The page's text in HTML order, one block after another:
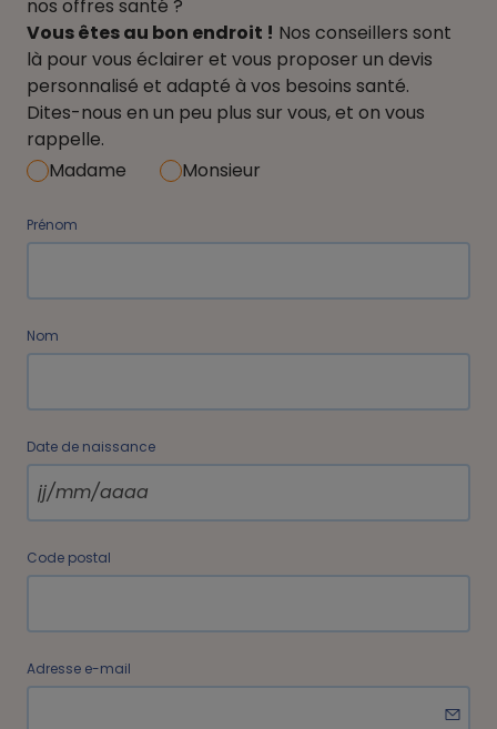
nos offres santé ?
Vous êtes au bon endroit ! Nos conseillers sont
là pour vous éclairer et vous proposer un devis
personnalisé et adapté à vos besoins santé.
Dites-nous en un peu plus sur vous, et on vous
rappelle.
Madame
Monsieur
Prénom
Nom
Date de naissance
Code postal
Adresse e-mail